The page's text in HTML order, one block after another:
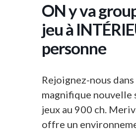
ON y va
jeu à
personne
Rejoignez-nous
magnifique nouvelle
jeux au 900 ch.
offre un